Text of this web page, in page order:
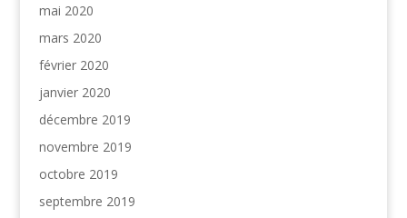
mai 2020
mars 2020
février 2020
janvier 2020
décembre 2019
novembre 2019
octobre 2019
septembre 2019